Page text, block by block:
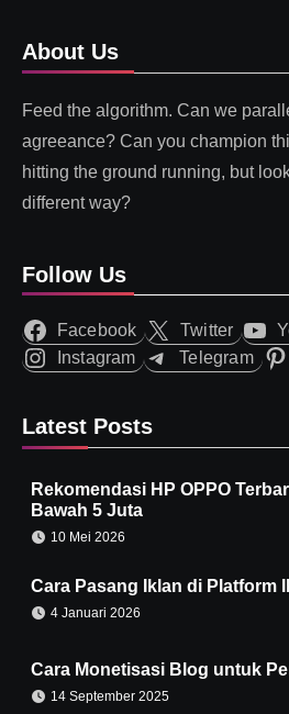
About Us
Feed the algorithm. Can we
agreeance? Can you champion
hitting the ground running, but
different way?
Follow Us
Facebook Twitter
Instagram
Telegram
Latest Posts
Rekomendasi HP OPPO
Bawah 5 Juta
10 Mei 2026
Cara Pasang Iklan di Platform
4 Januari 2026
Cara Monetisasi Blog untuk
14 September 2025